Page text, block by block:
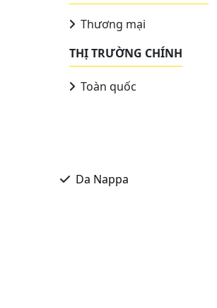
Thương mại
THỊ TRƯỜNG CHÍNH
Toàn quốc
Da Nappa